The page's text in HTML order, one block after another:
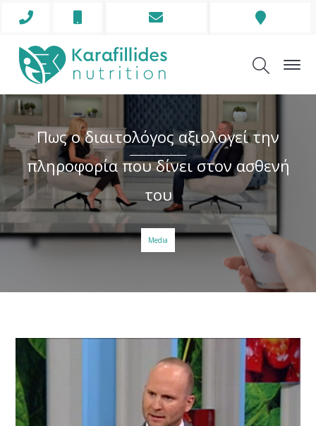
Phone
Envelope
Address
Πως ο διαιτολόγος αξιολογεί την
πληροφορία που δίνει στον ασθενή
του
Media